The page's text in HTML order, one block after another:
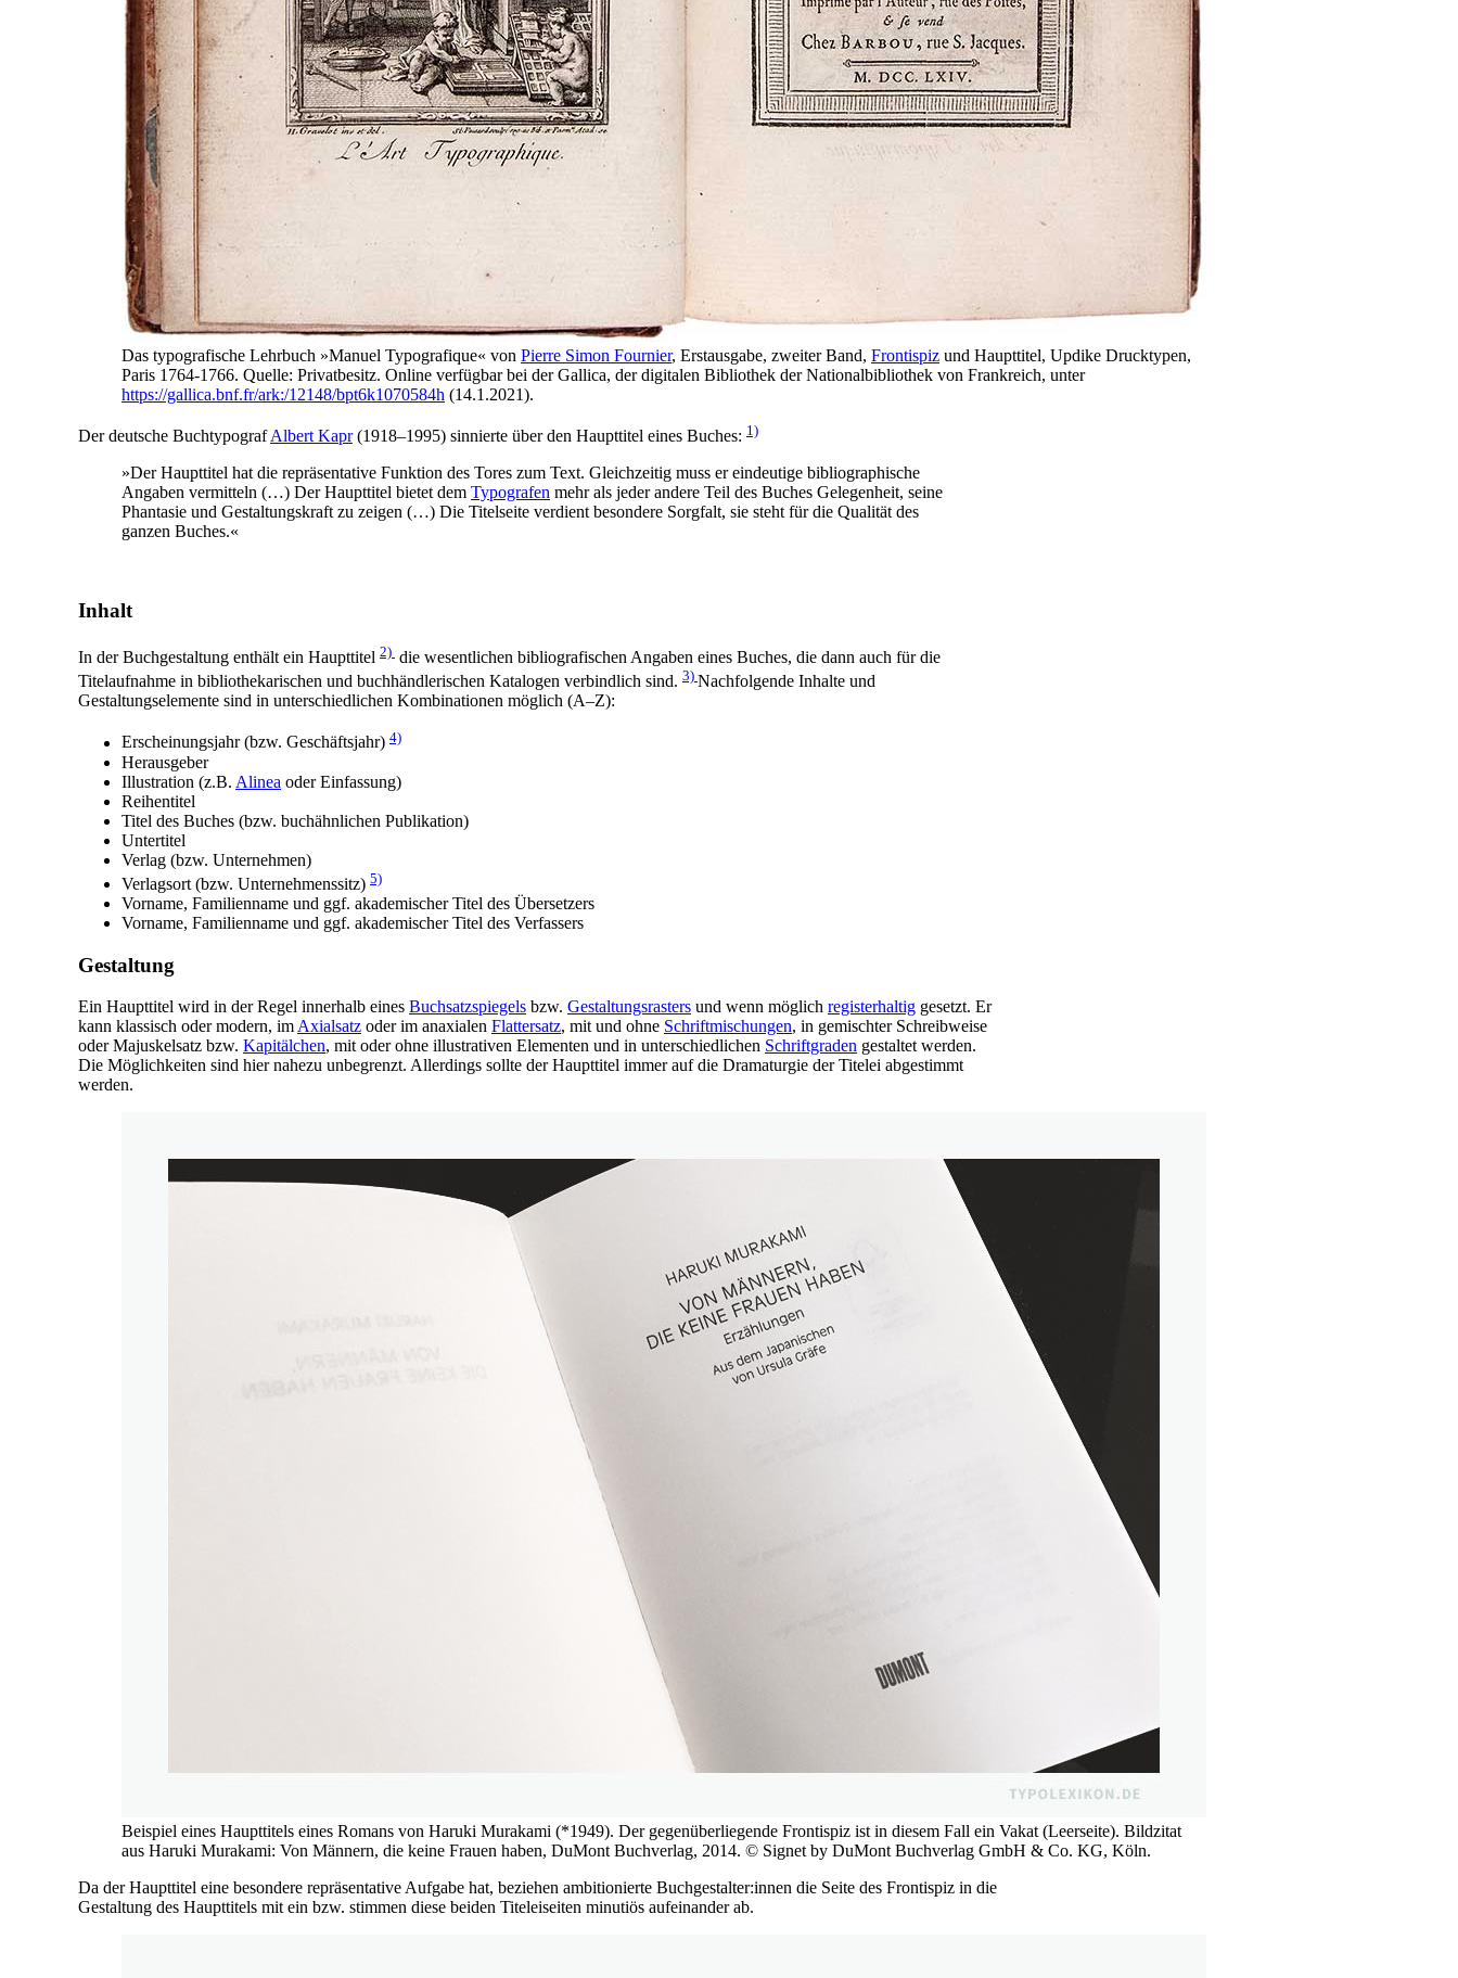
Das typografische Lehrbuch »Manuel Typografique« von Pierre Simon Fournier, Erstausgabe, zweiter Band, Frontispiz und Haupttitel, Updike Drucktypen,
Paris 1764-1766. Quelle: Privatbesitz. Online verfügbar bei der Gallica, der digitalen Bibliothek der Nationalbibliothek von Frankreich, unter
https://gallica.bnf.fr/ark:/12148/bpt6k1070584h (14.1.2021).
Der deutsche BuchtypografAlbert Kapr(1918–1995) sinnierte über den Haupttitel eines Buches: 1)
»Der Haupttitel hat die repräsentative Funktion des Tores zum Text. Gleichzeitig muss er eindeutige bibliographische
Angaben vermitteln (…) Der Haupttitel bietet dem Typografen mehr als jeder andere Teil des Buches Gelegenheit, seine
Phantasie und Gestaltungskraft zu zeigen (…) Die Titelseite verdient besondere Sorgfalt, sie steht für die Qualität des
ganzen Buches.«
Inhalt
In der Buchgestaltung enthält ein Haupttitel 2) die wesentlichen bibliografischen Angaben eines Buches, die dann auch für die
Titelaufnahme in bibliothekarischen und buchhändlerischen Katalogen verbindlich sind. 3) Nachfolgende Inhalte und
Gestaltungselemente sind in unterschiedlichen Kombinationen möglich (A–Z):
Erscheinungsjahr (bzw. Geschäftsjahr) 4)
Herausgeber
Illustration (z.B. Alinea oder Einfassung)
Reihentitel
Titel des Buches (bzw. buchähnlichen Publikation)
Untertitel
Verlag (bzw. Unternehmen)
Verlagsort (bzw. Unternehmenssitz) 5)
Vorname, Familienname und ggf. akademischer Titel des Übersetzers
Vorname, Familienname und ggf. akademischer Titel des Verfassers
Gestaltung
Ein Haupttitel wird in der Regel innerhalb eines Buchsatzspiegels bzw. Gestaltungsrasters und wenn möglich registerhaltig gesetzt. Er
kann klassisch oder modern, im Axialsatz oder im anaxialen Flattersatz, mit und ohne Schriftmischungen, in gemischter Schreibweise
oder Majuskelsatz bzw. Kapitälchen, mit oder ohne illustrativen Elementen und in unterschiedlichen Schriftgraden gestaltet werden.
Die Möglichkeiten sind hier nahezu unbegrenzt. Allerdings sollte der Haupttitel immer auf die Dramaturgie der Titelei abgestimmt
werden.
Beispiel eines Haupttitels eines Romans von Haruki Murakami (*1949). Der gegenüberliegende Frontispiz ist in diesem Fall ein Vakat (Leerseite). Bildzitat
aus Haruki Murakami: Von Männern, die keine Frauen haben, DuMont Buchverlag, 2014. © Signet by DuMont Buchverlag GmbH & Co. KG, Köln.
Da der Haupttitel eine besondere repräsentative Aufgabe hat, beziehen ambitionierte Buchgestalter:innen die Seite des Frontispiz in die
Gestaltung des Haupttitels mit ein bzw. stimmen diese beiden Titeleiseiten minutiös aufeinander ab.